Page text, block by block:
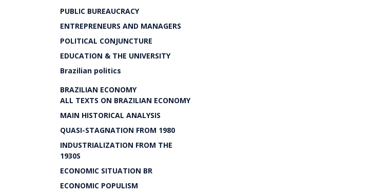
PUBLIC BUREAUCRACY
ENTREPRENEURS AND MANAGERS
POLITICAL CONJUNCTURE
EDUCATION & THE UNIVERSITY
Brazilian politics
BRAZILIAN ECONOMY
ALL TEXTS ON BRAZILIAN ECONOMY
MAIN HISTORICAL ANALYSIS
QUASI-STAGNATION FROM 1980
INDUSTRIALIZATION FROM THE
1930S
ECONOMIC SITUATION BR
ECONOMIC POPULISM